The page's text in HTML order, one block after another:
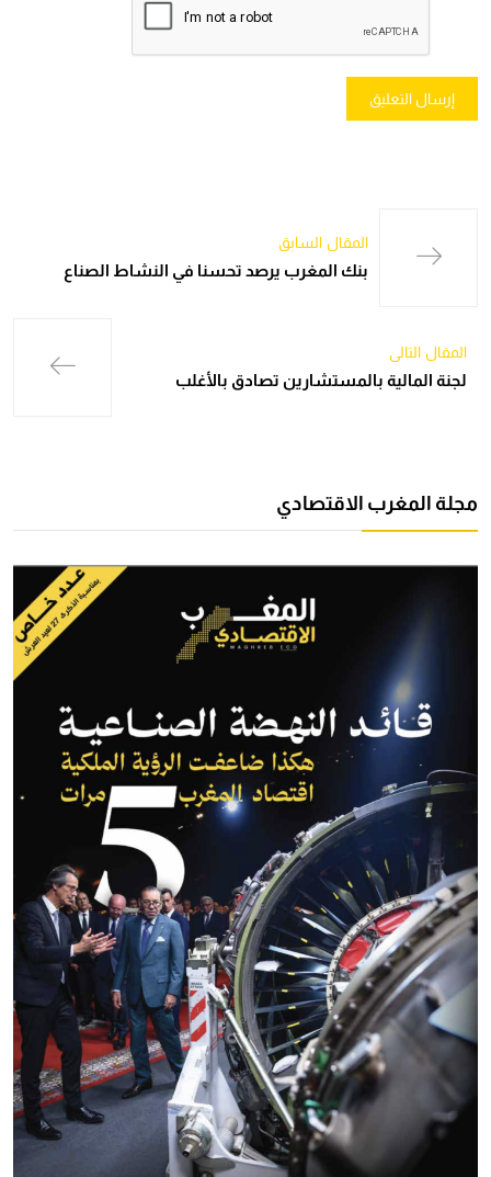
المقال السابق
بنك المغرب يرصد تحسنا في النشاط الصناع
المقال التالي
لجنة المالية بالمستشارين تصادق بالأغلب
مجلة المغرب الاقتصادي